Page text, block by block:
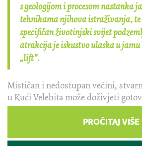
s geologijom i procesom nastanka
tehnikama njihova istraživanja, te
specifičan životinjski svijet
atrakcija je iskustvo ulaska u jamu
„lift".
Mističan i nedostupan većini,
u Kući Velebita može doživjeti
PROČITAJ VIŠE